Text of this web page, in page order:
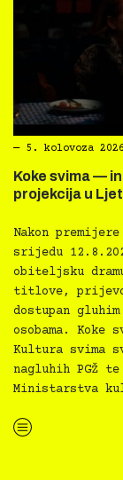
― 5. kolovoza
Koke svima —
projekcija u
Nakon
srijedu
obiteljsku
titlove,
dostupan
osobama. Koke
Kultura svima
nagluhih PGŽ
Ministarstva
“Koke svima — inkluzivna Film svima x Kino Mediteran projekcija u Ljetnom kinu Bačvice”